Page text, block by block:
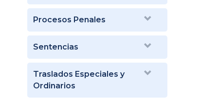
Procesos Penales
Sentencias
Traslados Especiales y
Ordinarios